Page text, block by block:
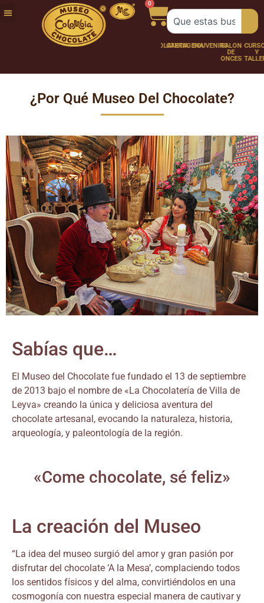
0
FUNDACIÓNNUESTRATRABAJA
CHOCOLATERÍA
CARTAGENASOUVENIRSSALÓN
DE
ONCES
CURSOS
¿Por Qué Museo Del Chocolate?
Sabías que…
El Museo del Chocolate fue fundado el 13 de septiembre
de 2013 bajo el nombre de «La Chocolatería de Villa de
Leyva» creando la única y deliciosa aventura del
chocolate artesanal, evocando la naturaleza, historia,
arqueología, y paleontología de la región.
«Come chocolate, sé feliz»
La creación del Museo
“La idea del museo surgió del amor y gran pasión por
disfrutar del chocolate ‘A la Mesa’, complaciendo todos
los sentidos físicos y del alma, convirtiéndolos en una
cosmogonía con nuestra especial manera de cautivar y